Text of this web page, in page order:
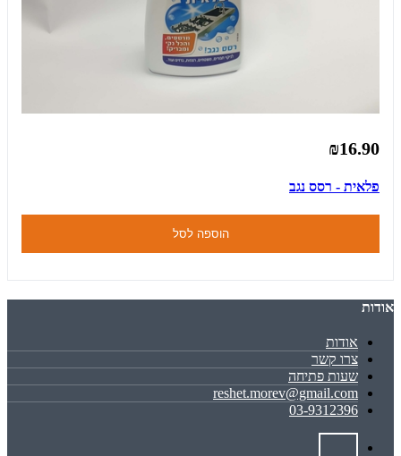
₪16.90
פלאית - רסס נגב
הוספה לסל
אודות
אודות
צרו קשר
שעות פתיחה
reshet.morev@gmail.com
03-9312396